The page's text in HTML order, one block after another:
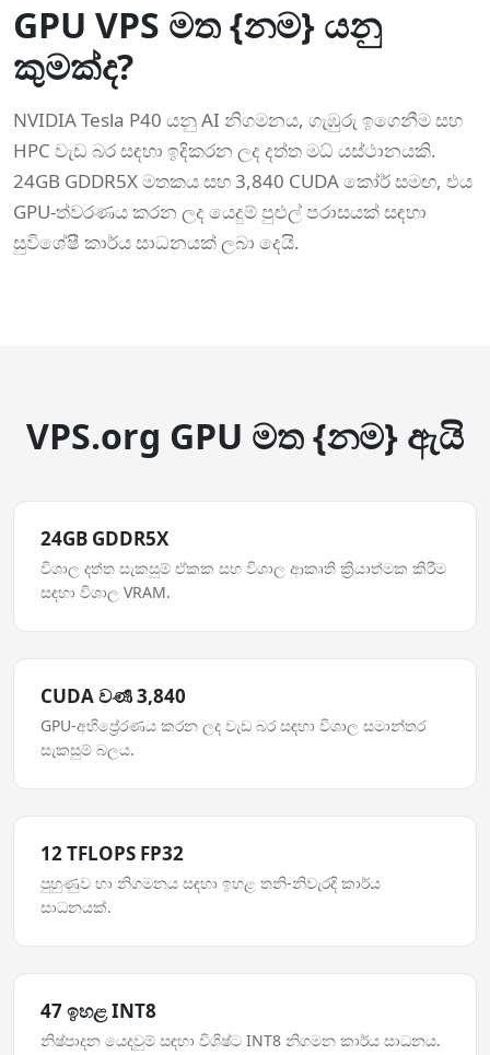
GPU VPS මත {නම} යනු
කුමක්ද?
NVIDIA Tesla P40 යනු AI නිගමනය, ගැඹුරු ඉගෙනීම සහ
HPC වැඩ බර සඳහා ඉදිකරන ලද දත්ත මධ් යස්ථානයකි.
24GB GDDR5X මතකය සහ 3,840 CUDA කෝර් සමඟ, එය
GPU-ත්වරණය කරන ලද යෙදුම් පුළුල් පරාසයක් සඳහා
සුවිශේෂී කාර්ය සාධනයක් ලබා දෙයි.
VPS.org GPU මත {නම} ඇයි
24GB GDDR5X
විශාල දත්ත සැකසුම් ඒකක සහ විශාල ආකෘති ක්‍රියාත්මක කිරීම
සඳහා විශාල VRAM.
CUDA වර්‍ණ 3,840
GPU-අභිප්‍රේරණය කරන ලද වැඩ බර සඳහා විශාල සමාන්තර
සැකසුම් බලය.
12 TFLOPS FP32
පුහුණුව හා නිගමනය සඳහා ඉහළ තනි-නිවැරදි කාර්ය
සාධනයක්.
47 ඉහළ INT8
නිෂ්පාදන යෙදවුම් සඳහා විශිෂ්ට INT8 නිගමන කාර්ය සාධනය.